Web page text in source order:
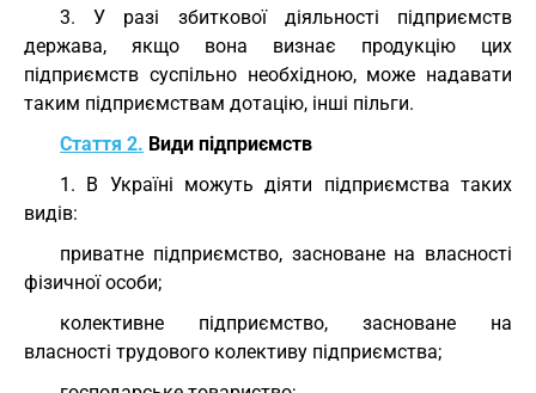
3. У разі збиткової діяльності підприємств
держава, якщо вона визнає продукцію цих
підприємств суспільно необхідною, може надавати
таким підприємствам дотацію, інші пільги.
Стаття 2. Види підприємств
1. В Україні можуть діяти підприємства таких
видів:
приватне підприємство, засноване на власності
фізичної особи;
колективне підприємство, засноване на
власності трудового колективу підприємства;